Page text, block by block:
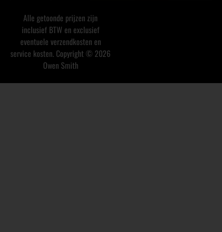
Alle getoonde prijzen zijn
inclusief BTW en exclusief
eventuele verzendkosten en
service kosten. Copyright © 2026
Owen Smith